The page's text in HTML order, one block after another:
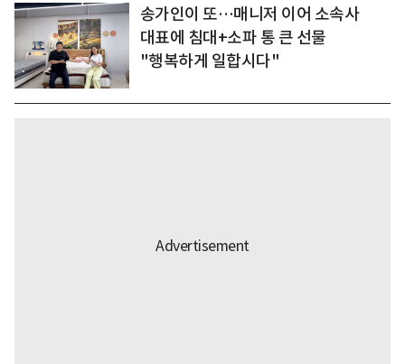
송가인이 또…매니저 이어 소속사
대표에 침대+소파 통 큰 선물
"행복하게 일합시다"